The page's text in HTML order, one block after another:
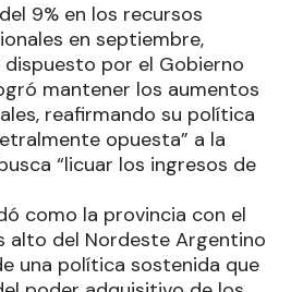
9% en los recursos
en septiembre,
por el Gobierno
mantener los aumentos
reafirmando su política
opuesta” a la
“licuar los ingresos de
como la provincia con el
alto del Nordeste Argentino
una política sostenida que